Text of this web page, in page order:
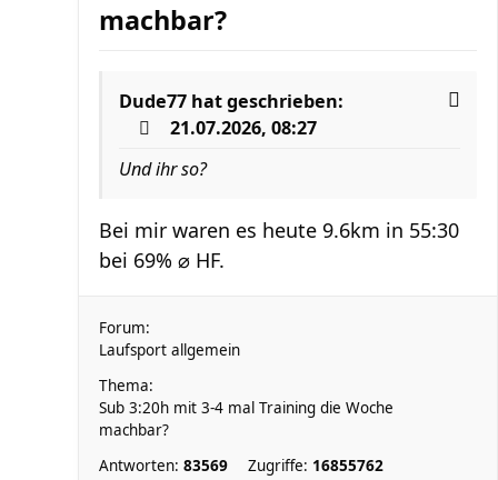
machbar?
Dude77 hat geschrieben:
21.07.2026, 08:27
Und ihr so?
Bei mir waren es heute 9.6km in 55:30
bei 69% ⌀ HF.
Forum:
Laufsport allgemein
Thema:
Sub 3:20h mit 3-4 mal Training die Woche
machbar?
Antworten: 83569 Zugriffe: 16855762